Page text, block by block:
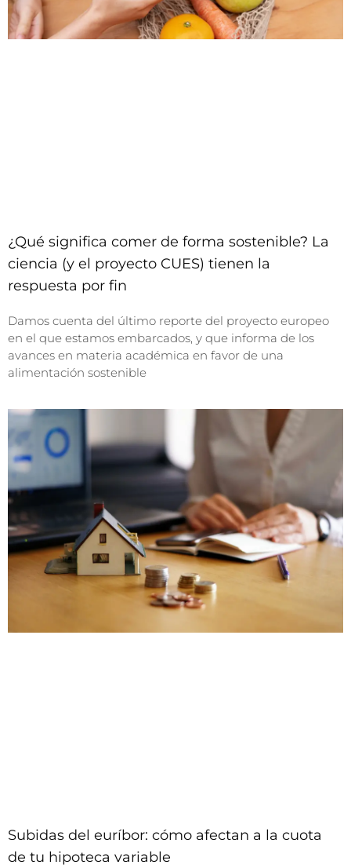
¿Qué significa comer de forma sostenible? La
ciencia (y el proyecto CUES) tienen la
respuesta por fin
Damos cuenta del último reporte del proyecto europeo
en el que estamos embarcados, y que informa de los
avances en materia académica en favor de una
alimentación sostenible
Subidas del euríbor: cómo afectan a la cuota
de tu hipoteca variable